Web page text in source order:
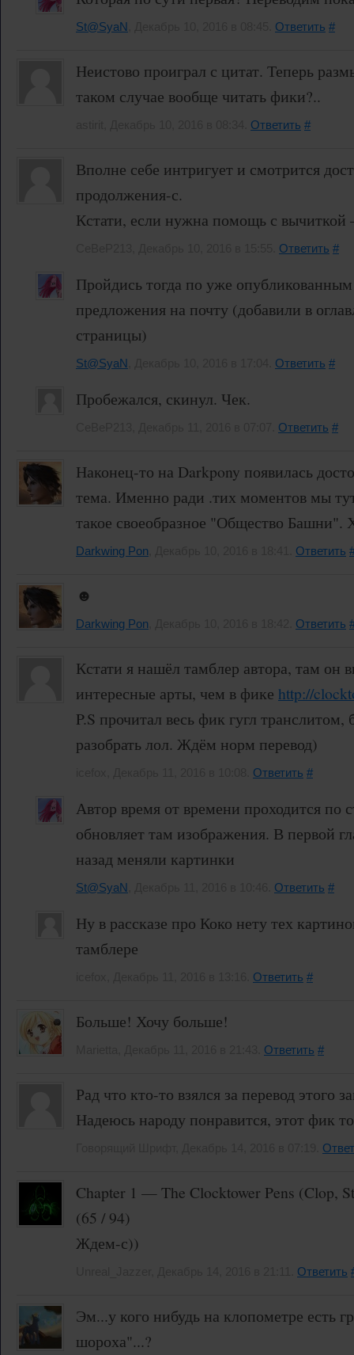
St@SyaN Ответить #
Неистово проиграл с цитат. Теперь
таком случае вообще читать фики?..
Ответить #
Вполне себе интригует и смотрится
продолжения-с.
Кстати, если нужна помощь с
Ответить #
Пройдись тогда по уже
предложения на почту (добавили в
страницы)
St@SyaN Ответить #
Пробежался, скинул. Чек.
Ответить #
Наконец-то на Darkpony появилась
тема. Именно ради .тих моментов мы
такое своеобразное "Общество Башни".
Darkwing Pon Ответить
☻
Darkwing Pon Ответить
Кстати я нашёл тамблер автора, там он
интересные арты, чем в фике http://
P.S прочитал весь фик гугл
разобрать лол. Ждём норм перевод)
Ответить #
Автор время от времени проходится по
обновляет там изображения. В первой
назад меняли картинки
St@SyaN Ответить #
Ну в рассказе про Коко нету тех
тамблере
Ответить #
Больше! Хочу больше!
Ответить #
Рад что кто-то взялся за перевод этого
Надеюсь народу понравится, этот фик
Chapter 1 — The Clocktower Pens (Clop,
(65 / 94)
Ждем-с))
Ответить
Эм...у кого нибудь на клопометре есть
шороха"...?